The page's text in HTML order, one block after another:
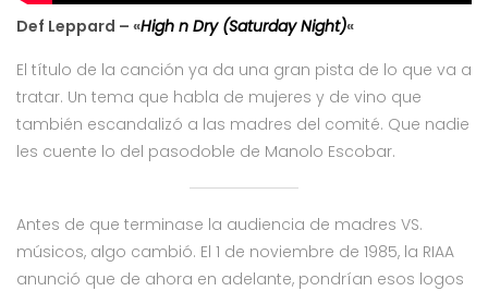
Def Leppard – «High n Dry (Saturday Night)«
El título de la canción ya da una gran pista de lo que va a
tratar. Un tema que habla de mujeres y de vino que
también escandalizó a las madres del comité. Que nadie
les cuente lo del pasodoble de Manolo Escobar.
Antes de que terminase la audiencia de madres VS.
músicos, algo cambió. El 1 de noviembre de 1985, la RIAA
anunció que de ahora en adelante, pondrían esos logos